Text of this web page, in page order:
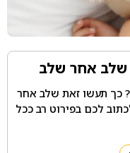
שלב אחר שלב
כך תעשו זאת שלב אחר
לכם בפירוט רב ככל